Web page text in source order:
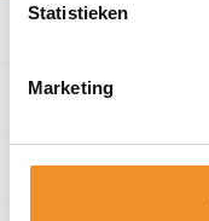
Statistieken
Marketing